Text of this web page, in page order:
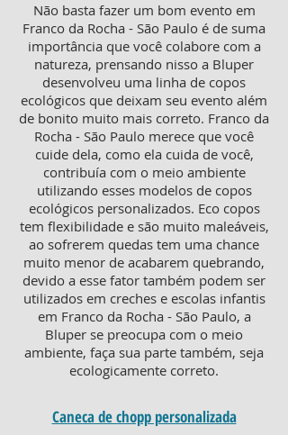
Não basta fazer um bom evento em
Franco da Rocha - São Paulo é de suma
importância que você colabore com a
natureza, prensando nisso a Bluper
desenvolveu uma linha de copos
ecológicos que deixam seu evento além
de bonito muito mais correto. Franco da
Rocha - São Paulo merece que você
cuide dela, como ela cuida de você,
contribuía com o meio ambiente
utilizando esses modelos de copos
ecológicos personalizados. Eco copos
tem flexibilidade e são muito maleáveis,
ao sofrerem quedas tem uma chance
muito menor de acabarem quebrando,
devido a esse fator também podem ser
utilizados em creches e escolas infantis
em Franco da Rocha - São Paulo, a
Bluper se preocupa com o meio
ambiente, faça sua parte também, seja
ecologicamente correto.
Caneca de chopp personalizada